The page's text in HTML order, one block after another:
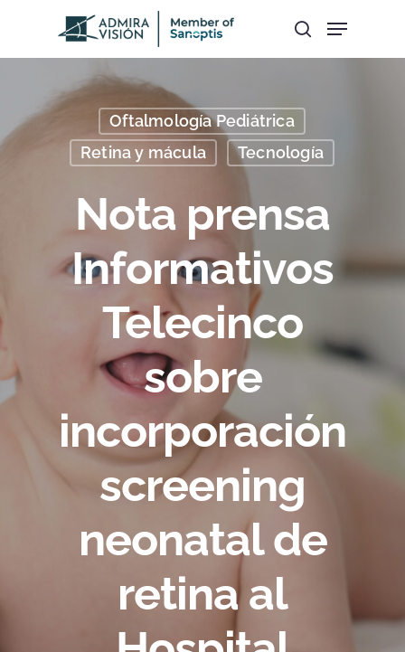
Hit enter to search or ESC to close
Oftalmología Pediátrica
Retina y mácula
Tecnología
Nota prensa
Informativos
Telecinco
sobre
incorporación
screening
neonatal de
retina al